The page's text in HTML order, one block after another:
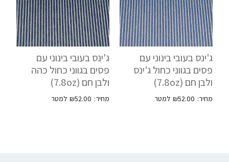
ג'ינס בעובי בינוני עם
פסים בגווני כחול ג'ינס
ולבן חם (7.8oz)
₪52.00
ג'ינס בעובי בינוני עם
פסים בגווני כחול כהה
ולבן חם (7.8oz)
₪52.00